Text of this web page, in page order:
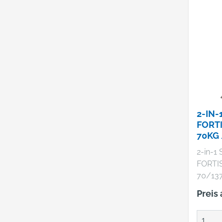
2-IN-
70KG
90TP
2-in-1
70/137 kg •
Preis